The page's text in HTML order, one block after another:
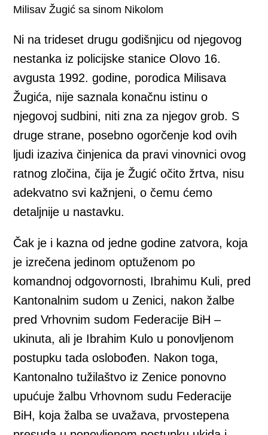
Milisav Žugić sa sinom Nikolom
Ni na trideset drugu godišnjicu od njegovog
nestanka iz policijske stanice Olovo 16.
avgusta 1992. godine, porodica Milisava
Žugića, nije saznala konačnu istinu o
njegovoj sudbini, niti zna za njegov grob. S
druge strane, posebno ogorčenje kod ovih
ljudi izaziva činjenica da pravi vinovnici ovog
ratnog zločina, čija je Žugić očito žrtva, nisu
adekvatno svi kažnjeni, o čemu ćemo
detaljnije u nastavku.
Čak je i kazna od jedne godine zatvora, koja
je izrečena jedinom optuženom po
komandnoj odgovornosti, Ibrahimu Kuli, pred
Kantonalnim sudom u Zenici, nakon žalbe
pred Vrhovnim sudom Federacije BiH –
ukinuta, ali je Ibrahim Kulo u ponovljenom
postupku tada oslobođen. Nakon toga,
Kantonalno tužilaštvo iz Zenice ponovno
upućuje žalbu Vrhovnom sudu Federacije
BiH, koja žalba se uvažava, prvostepena